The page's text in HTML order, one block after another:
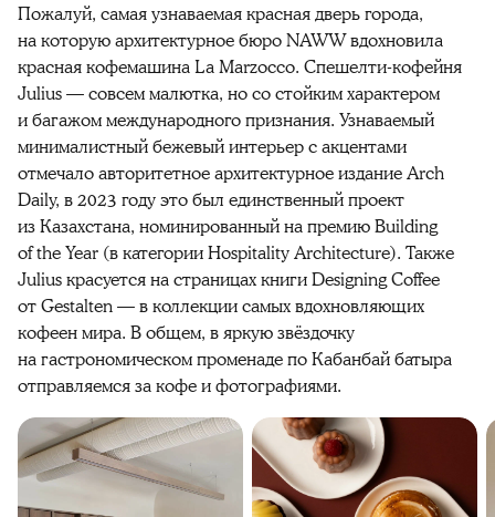
Пожалуй, самая узнаваемая красная дверь города,
на которую архитектурное бюро NAWW вдохновила
красная кофемашина La Marzocco. Спешелти-кофейня
Julius — совсем малютка, но со стойким характером
и багажом международного признания. Узнаваемый
минималистный бежевый интерьер с акцентами
отмечало авторитетное архитектурное издание Arch
Daily, в 2023 году это был единственный проект
из Казахстана, номинированный на премию Building
of the Year (в категории Hospitality Architecture). Также
Julius красуется на страницах книги Designing Coffee
от Gestalten — в коллекции самых вдохновляющих
кофеен мира. В общем, в яркую звёздочку
на гастрономическом променаде по Кабанбай батыра
отправляемся за кофе и фотографиями.